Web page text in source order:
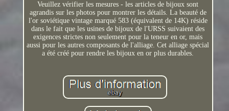
Veuillez vérifier les mesures - les articles de bijoux sont
agrandis sur les photos pour montrer les détails. La beauté de
l'or soviétique vintage marqué 583 (équivalent de 14K) réside
dans le fait que les usines de bijoux de l'URSS suivaient des
exigences strictes non seulement pour la teneur en or, mais
aussi pour les autres composants de l'alliage. Cet alliage spécial
a été créé pour rendre les bijoux en or plus durables.